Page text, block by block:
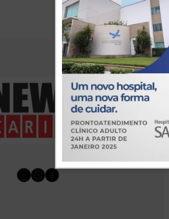
Youtube
Instagram
Facebook